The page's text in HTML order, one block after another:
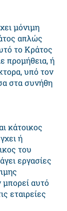
μόνιμη
απλώς
το Κράτος
προμήθεια, ή
υπό τον
στα συνήθη
κάτοικος
ή
του
εργασίες
μπορεί αυτό
εταιρείες